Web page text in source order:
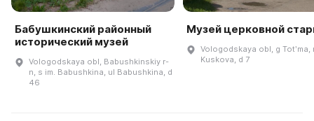
Бабушкинский районный
исторический музей
Vologodskaya obl, Babushkinskiy r-
n, s im. Babushkina, ul Babushkina, d
46
Музей церковной
Vologodskaya obl, g Totʹma,
Kuskova, d 7